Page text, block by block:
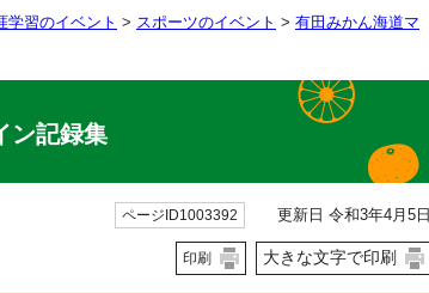
学習のイベント > スポーツのイベント > 有田みかん海道マ
ン記録集
ページID1003392 更新日 令和3年4月5日
印刷 大きな文字で印刷